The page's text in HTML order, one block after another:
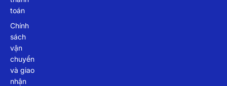
toán
Chính
sách
vận
chuyển
và giao
nhận